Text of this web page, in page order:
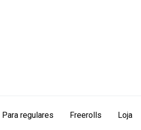
Para regulares Freerolls Loja